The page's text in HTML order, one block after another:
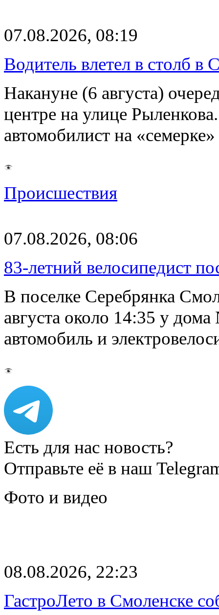
07.08.2026, 08:19
Водитель влетел в столб в
Накануне (6 августа)
центре на улице
автомобилист на
Происшествия
07.08.2026, 08:06
83-летний велосипедист
В поселке Серебрянка
августа около 14:35 у
автомобиль и
Есть для нас новость?
Отправьте её в наш
Фото и видео
08.08.2026, 22:23
ГастроЛето в Смоленске